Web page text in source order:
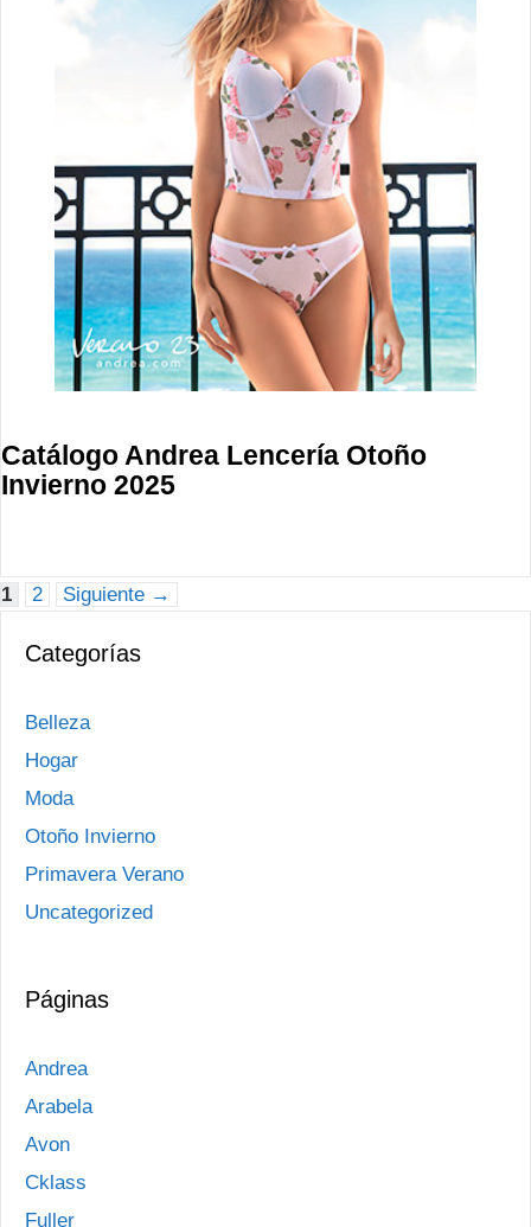
Catálogo Andrea Lencería Otoño
Invierno 2025
Página
1 Página
2 Siguiente →
Categorías
Belleza
Hogar
Moda
Otoño Invierno
Primavera Verano
Uncategorized
Páginas
Andrea
Arabela
Avon
Cklass
Fuller